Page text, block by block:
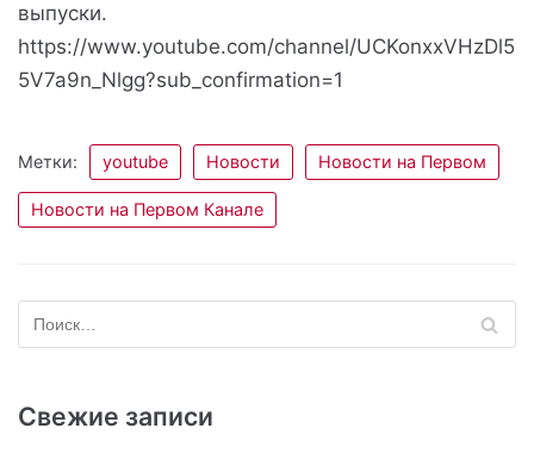
выпуски.
https://www.youtube.com/channel/UCKonxxVHzDl5
5V7a9n_Nlgg?sub_confirmation=1
Метки: youtube Новости Новости на Первом
Новости на Первом Канале
Свежие записи